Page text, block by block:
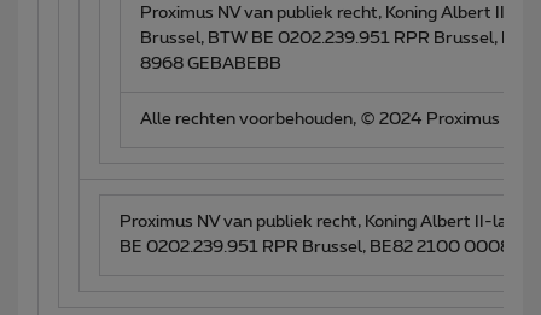
Proximus NV van publiek recht, Koning Albert II-
Brussel, BTW BE 0202.239.951 RPR Brussel,
8968 GEBABEBB
Alle rechten voorbehouden, © 2024 Proximus
Proximus NV van publiek recht, Koning Albert II-laan
BE 0202.239.951 RPR Brussel, BE82 2100 0008